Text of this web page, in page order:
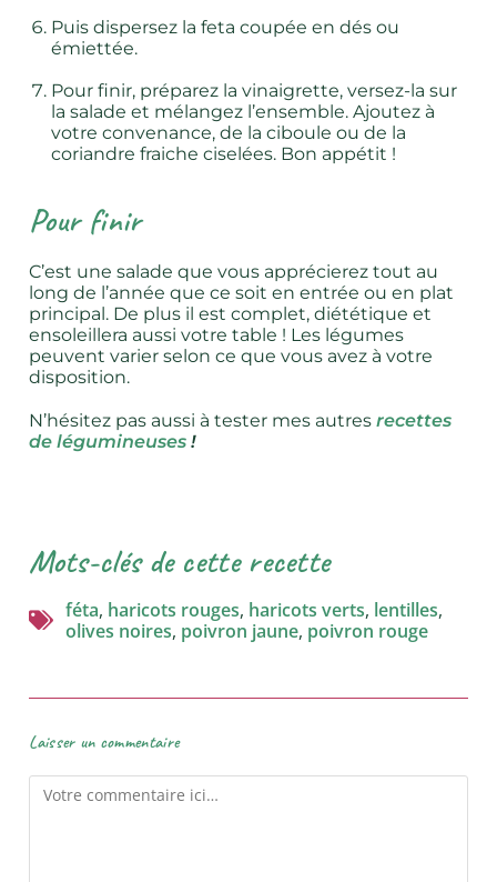
Puis dispersez la feta coupée en dés ou
émiettée.
Pour finir, préparez la vinaigrette, versez-la sur
la salade et mélangez l’ensemble. Ajoutez à
votre convenance, de la ciboule ou de la
coriandre fraiche ciselées. Bon appétit !
Pour finir
C’est une salade que vous apprécierez tout au
long de l’année que ce soit en entrée ou en plat
principal. De plus il est complet, diététique et
ensoleillera aussi votre table ! Les légumes
peuvent varier selon ce que vous avez à votre
disposition.
N’hésitez pas aussi à tester mes autres recettes
de légumineuses !
Mots-clés de cette recette
féta, haricots rouges, haricots verts, lentilles,
olives noires, poivron jaune, poivron rouge
Laisser un commentaire